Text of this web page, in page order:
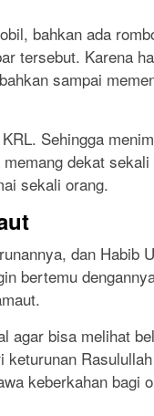
bahkan ada
tersebut. Karena
sampai
Sehingga
dekat sekali
sekali orang.
dan Habib
bertemu
agar bisa melihat
keturunan
keberkahan bagi